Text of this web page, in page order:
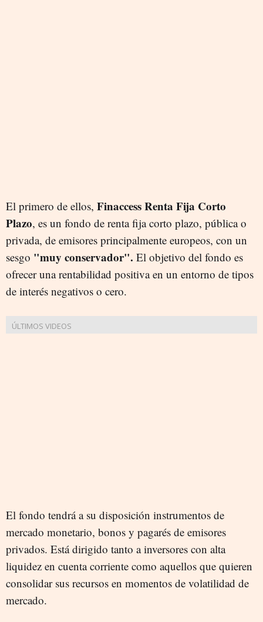
El primero de ellos, Finaccess Renta Fija Corto
Plazo, es un fondo de renta fija corto plazo, pública o
privada, de emisores principalmente europeos, con un
sesgo "muy conservador". El objetivo del fondo es
ofrecer una rentabilidad positiva en un entorno de tipos
de interés negativos o cero.
El fondo tendrá a su disposición instrumentos de
mercado monetario, bonos y pagarés de emisores
privados. Está dirigido tanto a inversores con alta
liquidez en cuenta corriente como aquellos que quieren
consolidar sus recursos en momentos de volatilidad de
mercado.